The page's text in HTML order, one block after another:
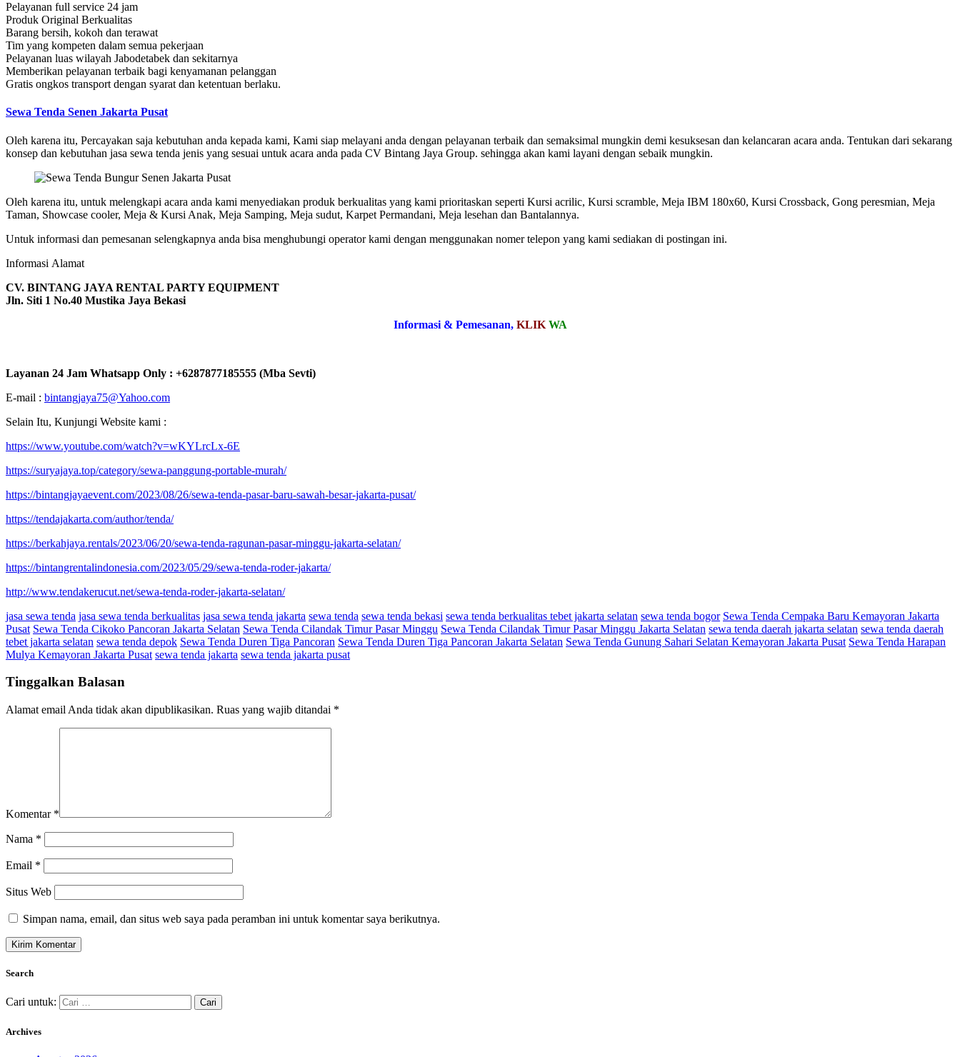
Pelayanan full service 24 jam
Produk Original Berkualitas
Barang bersih, kokoh dan terawat
Tim yang kompeten dalam semua pekerjaan
Pelayanan luas wilayah Jabodetabek dan sekitarnya
Memberikan pelayanan terbaik bagi kenyamanan pelanggan
Gratis ongkos transport dengan syarat dan ketentuan berlaku.
Sewa Tenda Senen Jakarta Pusat
Oleh karena itu, Percayakan saja kebutuhan anda kepada kami, Kami siap melayani anda dengan pelayanan terbaik dan semaksimal mungkin demi kesuksesan dan kelancaran acara anda. Tentukan dari sekarang
konsep dan kebutuhan jasa sewa tenda jenis yang sesuai untuk acara anda pada CV Bintang Jaya Group. sehingga akan kami layani dengan sebaik mungkin.
Oleh karena itu, untuk melengkapi acara anda kami menyediakan produk berkualitas yang kami prioritaskan seperti Kursi acrilic, Kursi scramble, Meja IBM 180x60, Kursi Crossback, Gong peresmian, Meja
Taman, Showcase cooler, Meja & Kursi Anak, Meja Samping, Meja sudut, Karpet Permandani, Meja lesehan dan Bantalannya.
Untuk informasi dan pemesanan selengkapnya anda bisa menghubungi operator kami dengan menggunakan nomer telepon yang kami sediakan di postingan ini.
Informasi Alamat
CV. BINTANG JAYA RENTAL PARTY EQUIPMENT
Jln. Siti 1 No.40 Mustika Jaya Bekasi
Informasi & Pemesanan, KLIK WA
Layanan 24 Jam Whatsapp Only : +6287877185555 (Mba Sevti)
E-mail : bintangjaya75@Yahoo.com
Selain Itu, Kunjungi Website kami :
https://www.youtube.com/watch?v=wKYLrcLx-6E
https://suryajaya.top/category/sewa-panggung-portable-murah/
https://bintangjayaevent.com/2023/08/26/sewa-tenda-pasar-baru-sawah-besar-jakarta-pusat/
https://tendajakarta.com/author/tenda/
https://berkahjaya.rentals/2023/06/20/sewa-tenda-ragunan-pasar-minggu-jakarta-selatan/
https://bintangrentalindonesia.com/2023/05/29/sewa-tenda-roder-jakarta/
http://www.tendakerucut.net/sewa-tenda-roder-jakarta-selatan/
jasa sewa tenda jasa sewa tenda berkualitas jasa sewa tenda jakarta sewa tenda sewa tenda bekasi sewa tenda berkualitas tebet jakarta selatan sewa tenda bogor Sewa Tenda Cempaka Baru Kemayoran Jakarta
Pusat Sewa Tenda Cikoko Pancoran Jakarta Selatan Sewa Tenda Cilandak Timur Pasar Minggu Sewa Tenda Cilandak Timur Pasar Minggu Jakarta Selatan sewa tenda daerah jakarta selatan sewa tenda daerah
tebet jakarta selatan sewa tenda depok Sewa Tenda Duren Tiga Pancoran Sewa Tenda Duren Tiga Pancoran Jakarta Selatan Sewa Tenda Gunung Sahari Selatan Kemayoran Jakarta Pusat Sewa Tenda Harapan
Mulya Kemayoran Jakarta Pusat sewa tenda jakarta sewa tenda jakarta pusat
Tinggalkan Balasan
Alamat email Anda tidak akan dipublikasikan. Ruas yang wajib ditandai *
Komentar *
Nama *
Email *
Situs Web
Simpan nama, email, dan situs web saya pada peramban ini untuk komentar saya berikutnya.
Search
Cari untuk:
Archives